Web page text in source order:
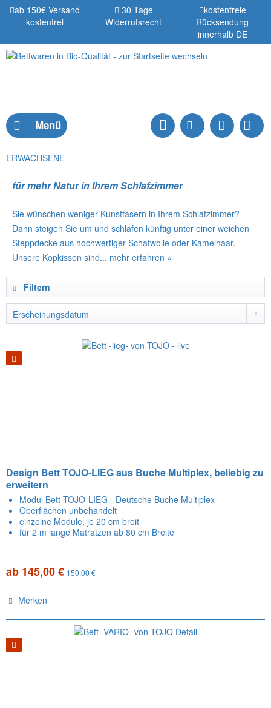
ab 150€ Versand
kostenfrei
30 Tage
Widerrufsrecht
kostenfreie
Rücksendung
innerhalb DE
Menü
ERWACHSENE
für mehr Natur in Ihrem Schlafzimmer
Sie wünschen weniger Kunstfasern in Ihrem Schlafzimmer?
Dann steigen Sie um und schlafen künftig unter einer weichen
Steppdecke aus hochwertiger Schafwolle oder Kamelhaar.
Unsere Kopkissen sind... mehr erfahren »
Filtern
Design Bett TOJO-LIEG aus Buche Multiplex, beliebig zu
erweitern
Modul Bett TOJO-LIEG - Deutsche Buche Multiplex
Oberflächen unbehandelt
einzelne Module, je 20 cm breit
für 2 m lange Matratzen ab 80 cm Breite
ab 145,00 € 150,00 €
Merken